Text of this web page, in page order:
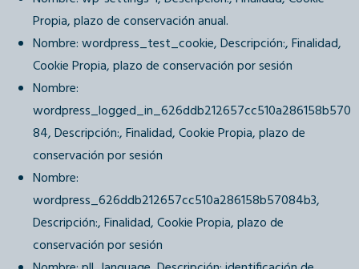
Propia, plazo de conservación anual.
Nombre: wordpress_test_cookie, Descripción:, Finalidad,
Cookie Propia, plazo de conservación por sesión
Nombre:
wordpress_logged_in_626ddb212657cc510a286158b570
84, Descripción:, Finalidad, Cookie Propia, plazo de
conservación por sesión
Nombre:
wordpress_626ddb212657cc510a286158b57084b3,
Descripción:, Finalidad, Cookie Propia, plazo de
conservación por sesión